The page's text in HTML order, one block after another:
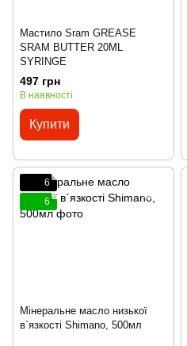
Мастило Sram GREASE
SRAM BUTTER 20ML
SYRINGE
497 грн
В наявності
Купити
6
6
Мінеральне масло низької
в`язкості Shimano, 500мл